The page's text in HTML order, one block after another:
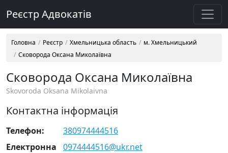
Реєстр Адвокатів
Головна Реєстр Хмельницька область
м. Хмельницький
Сковорода Оксана Миколаївна
Сковорода Оксана Миколаївна
Skovoroda Oksana Mikolaivna
Контактна інформація
Телефон:
380974444516
Електронна
0974444516@ukr.net